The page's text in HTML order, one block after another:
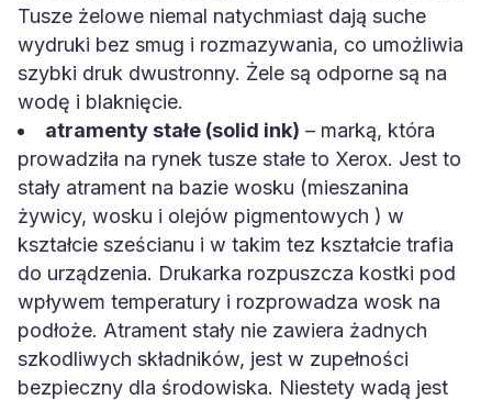
Tusze żelowe niemal natychmiast dają suche
wydruki bez smug i rozmazywania, co umożliwia
szybki druk dwustronny. Żele są odporne są na
wodę i blaknięcie.
atramenty stałe (solid ink) – marką, która
prowadziła na rynek tusze stałe to Xerox. Jest to
stały atrament na bazie wosku (mieszanina
żywicy, wosku i olejów pigmentowych ) w
kształcie sześcianu i w takim tez kształcie trafia
do urządzenia. Drukarka rozpuszcza kostki pod
wpływem temperatury i rozprowadza wosk na
podłoże. Atrament stały nie zawiera żadnych
szkodliwych składników, jest w zupełności
bezpieczny dla środowiska. Niestety wadą jest